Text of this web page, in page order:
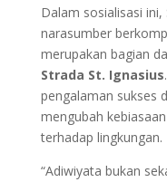
Dalam sosialisasi ini,
narasumber
merupakan bagian
Strada St. Ignasius
pengalaman sukses
mengubah
terhadap lingkungan.
“Adiwiyata bukan